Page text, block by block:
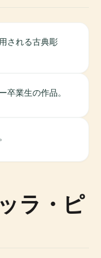
される古典彫
卒業生の作品。
ラ・ピ